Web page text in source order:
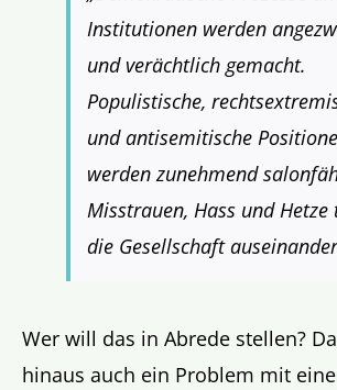
Institutionen werden
und verächtlich gemacht.
Populistische,
und antisemitische
werden zunehmend
Misstrauen, Hass und Hetze
die Gesellschaft
Wer will das in Abrede stellen?
hinaus auch ein Problem mit